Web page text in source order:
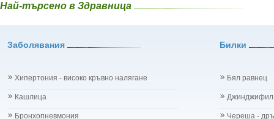
Най-търсено в Здравница
Заболявания Билки
Хипертония - високо кръвно налягане
Кашлица
Бронхопневмония
Бял равнец
Джинджифил
Череша -